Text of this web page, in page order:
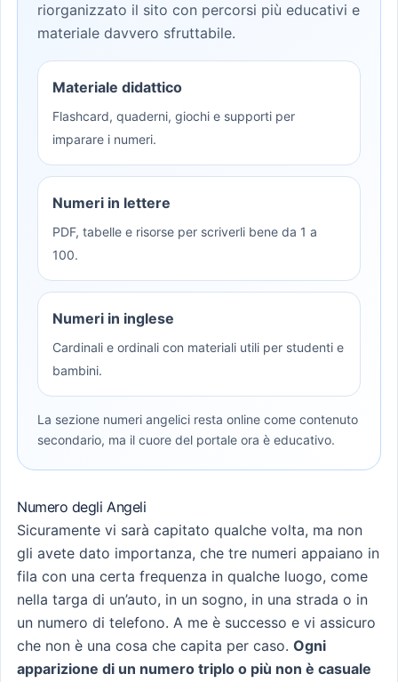
riorganizzato il sito con percorsi più educativi e
materiale davvero sfruttabile.
Materiale didattico
Flashcard, quaderni, giochi e supporti per
imparare i numeri.
Numeri in lettere
PDF, tabelle e risorse per scriverli bene da 1 a
100.
Numeri in inglese
Cardinali e ordinali con materiali utili per studenti e
bambini.
La sezione numeri angelici resta online come contenuto
secondario, ma il cuore del portale ora è educativo.
Numero degli Angeli
Sicuramente vi sarà capitato qualche volta, ma non
gli avete dato importanza, che tre numeri appaiano in
fila con una certa frequenza in qualche luogo, come
nella targa di un’auto, in un sogno, in una strada o in
un numero di telefono. A me è successo e vi assicuro
che non è una cosa che capita per caso.Ogni
apparizione di un numero triplo o più non è casuale